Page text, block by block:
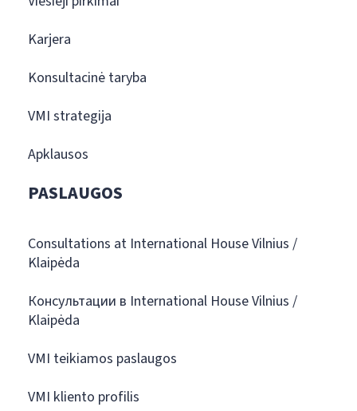
Karjera
Konsultacinė taryba
VMI strategija
Apklausos
PASLAUGOS
Consultations at International House Vilnius /
Klaipėda
Консультации в International House Vilnius /
Klaipėda
VMI teikiamos paslaugos
VMI kliento profilis